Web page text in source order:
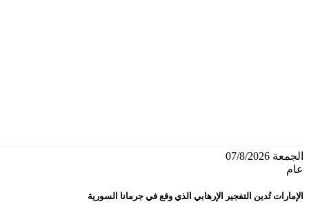
الجمعة 07/8/2026
عام
الإمارات تُدين التفجير الإرهابي الذي وقع في جرمانا السورية